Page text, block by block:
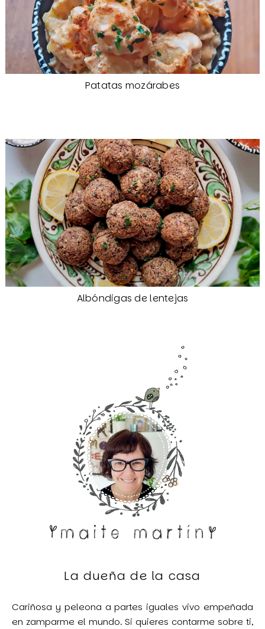
Patatas mozárabes
Albóndigas de lentejas
La dueña de la casa
Cariñosa y peleona a partes iguales vivo empeñada
en zamparme el mundo. Si quieres contarme sobre ti,